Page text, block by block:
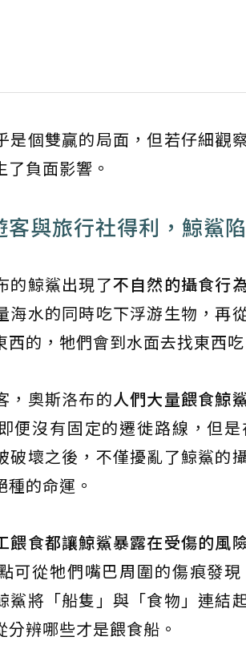
是個雙贏的局面，但若仔細觀
負面影響。
客與旅行社得利，鯨鯊
的鯨鯊出現了不自然的攝食行
海水的同時吃下浮游生物，再
的，牠們會到水面去找東西
，奧斯洛布的人們大量餵食鯨
便沒有固定的遷徙路線，但
破壞之後，不僅擾亂了鯨鯊的
的命運。
餵食都讓鯨鯊暴露在受傷的風
可從牠們嘴巴周圍的傷痕發
鯊將「船隻」與「食物」連結
辨哪些才是餵食船。